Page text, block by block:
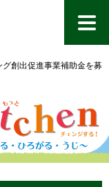
創出促進事業補助金を募